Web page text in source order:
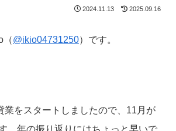
2024.11.13 2025.09.16
（@ikio04731250）です。
業をスタートしましたので、11月が
。年の振り返りにはちょっと早いで